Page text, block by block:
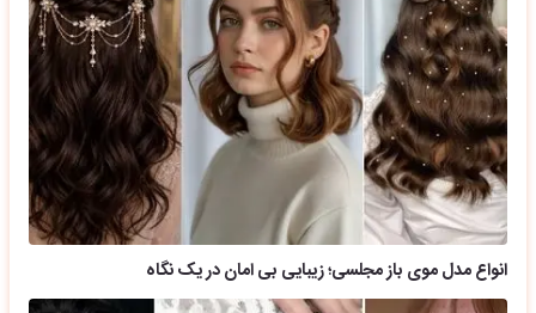
انواع مدل موی باز مجلسی؛ زیبایی بی امان در یک نگاه